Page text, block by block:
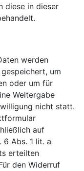
diese in dieser
werden
um
oder um für
Weitergabe
nicht statt.
auf
6 Abs. 1 lit. a
erteilten
den Widerruf